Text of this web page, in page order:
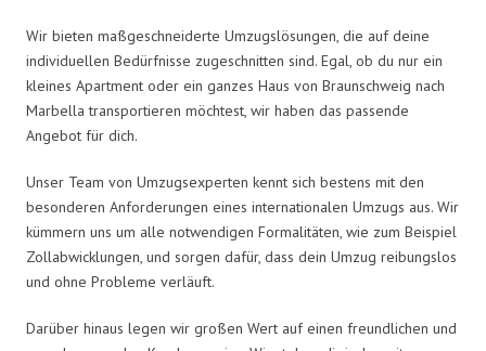
Wir bieten maßgeschneiderte Umzugslösungen, die auf deine
individuellen Bedürfnisse zugeschnitten sind. Egal, ob du nur ein
kleines Apartment oder ein ganzes Haus von Braunschweig nach
Marbella transportieren möchtest, wir haben das passende
Angebot für dich.
Unser Team von Umzugsexperten kennt sich bestens mit den
besonderen Anforderungen eines internationalen Umzugs aus. Wir
kümmern uns um alle notwendigen Formalitäten, wie zum Beispiel
Zollabwicklungen, und sorgen dafür, dass dein Umzug reibungslos
und ohne Probleme verläuft.
Darüber hinaus legen wir großen Wert auf einen freundlichen und